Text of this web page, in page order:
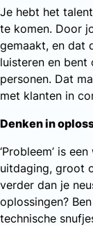
Je hebt het
te komen. Door
gemaakt, en dat
luisteren en bent
personen. Dat
met klanten in
Denken in
‘Probleem’ is
uitdaging, groot
verder dan je
oplossingen?
technische